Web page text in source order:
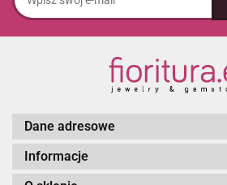
Dane adresowe
Informacje